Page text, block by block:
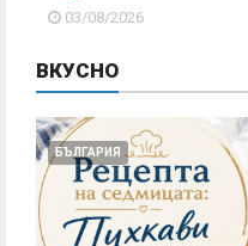
03/08/2026
ВКУСНО
БЪЛГАРИЯ